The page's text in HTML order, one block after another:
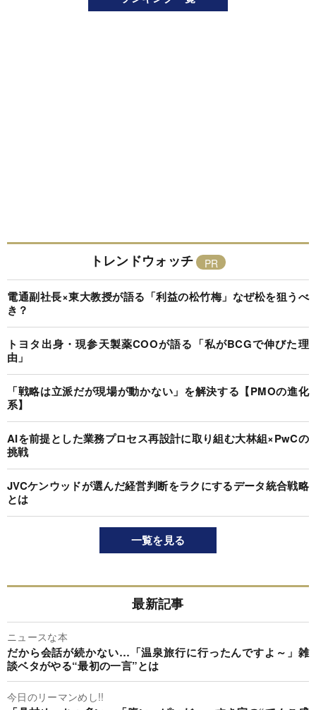
トレンドウォッチ
電通副社長×東大教授が語る「利益の松竹梅」なぜ松を狙うべ
き？
トヨタ出身・現参天製薬COOが語る「私がBCGで伸びた理
由」
「戦略は立派だが現場が動かない」を解決する【PMOの進化
系】
AIを前提とした業務プロセス再設計に取り組む大林組×PwCの
挑戦
JVCケンウッドが選んだ経営判断をラクにするデータ統合戦略
とは
一覧を見る
最新記事
ニュースな本
だから会話が続かない…「温泉旅行に行ったんですよ～」雑
談ベタがやる“最初の一言”とは
今日のリーマンめし!!